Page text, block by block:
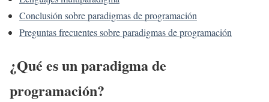
Conclusión sobre paradigmas de programación
Preguntas frecuentes sobre paradigmas de programación
¿Qué es un paradigma de
programación?